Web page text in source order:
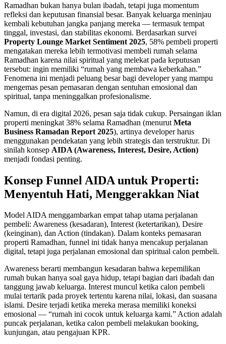
Ramadhan bukan hanya bulan ibadah, tetapi juga momentum
refleksi dan keputusan finansial besar. Banyak keluarga meninjau
kembali kebutuhan jangka panjang mereka — termasuk tempat
tinggal, investasi, dan stabilitas ekonomi. Berdasarkan survei
Property Lounge Market Sentiment 2025, 58% pembeli properti
mengatakan mereka lebih termotivasi membeli rumah selama
Ramadhan karena nilai spiritual yang melekat pada keputusan
tersebut: ingin memiliki “rumah yang membawa keberkahan.”
Fenomena ini menjadi peluang besar bagi developer yang mampu
mengemas pesan pemasaran dengan sentuhan emosional dan
spiritual, tanpa meninggalkan profesionalisme.
Namun, di era digital 2026, pesan saja tidak cukup. Persaingan iklan
properti meningkat 38% selama Ramadhan (menurut Meta
Business Ramadan Report 2025), artinya developer harus
menggunakan pendekatan yang lebih strategis dan terstruktur. Di
sinilah konsep AIDA (Awareness, Interest, Desire, Action)
menjadi fondasi penting.
Konsep Funnel AIDA untuk Properti:
Menyentuh Hati, Menggerakkan Niat
Model AIDA menggambarkan empat tahap utama perjalanan
pembeli: Awareness (kesadaran), Interest (ketertarikan), Desire
(keinginan), dan Action (tindakan). Dalam konteks pemasaran
properti Ramadhan, funnel ini tidak hanya mencakup perjalanan
digital, tetapi juga perjalanan emosional dan spiritual calon pembeli.
Awareness berarti membangun kesadaran bahwa kepemilikan
rumah bukan hanya soal gaya hidup, tetapi bagian dari ibadah dan
tanggung jawab keluarga. Interest muncul ketika calon pembeli
mulai tertarik pada proyek tertentu karena nilai, lokasi, dan suasana
islami. Desire terjadi ketika mereka merasa memiliki koneksi
emosional — “rumah ini cocok untuk keluarga kami.” Action adalah
puncak perjalanan, ketika calon pembeli melakukan booking,
kunjungan, atau pengajuan KPR.